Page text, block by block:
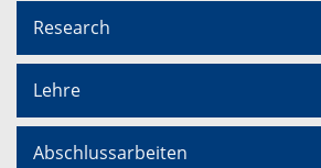
Research
Lehre
Abschlussarbeiten